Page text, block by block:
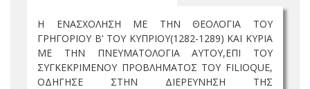
Η ΕΝΑΣΧΟΛΗΣΗ ΜΕ ΤΗΝ ΘΕΟΛΟΓΙΑ ΤΟΥ
ΓΡΗΓΟΡΙΟΥ Β' ΤΟΥ ΚΥΠΡΙΟΥ(1282-1289) ΚΑΙ ΚΥΡΙΑ
ΜΕ ΤΗΝ ΠΝΕΥΜΑΤΟΛΟΓΙΑ ΑΥΤΟΥ,ΕΠΙ ΤΟΥ
ΣΥΓΚΕΚΡΙΜΕΝΟΥ ΠΡΟΒΛΗΜΑΤΟΣ ΤΟΥ FILIOQUE,
ΟΔΗΓΗΣΕ ΣΤΗΝ ΔΙΕΡΕΥΝΗΣΗ ΤΗΣ